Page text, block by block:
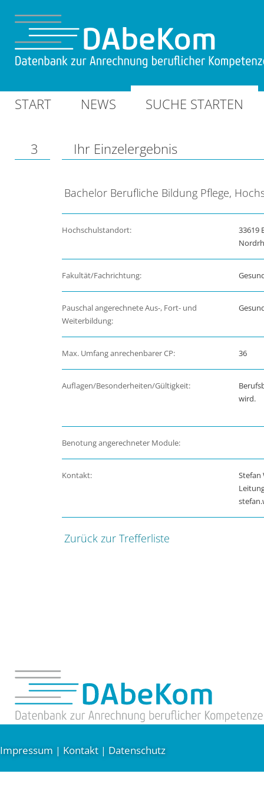
START NEWS SUCHE STARTEN
3 Ihr Einzelergebnis
Bachelor Berufliche Bildung Pflege,
Hochschulstandort:
33619
Fakultät/Fachrichtung:
Pauschal angerechnete Aus-, Fort- und
Weiterbildung:
Max. Umfang anrechenbarer CP: 36
Auflagen/Besonderheiten/Gültigkeit:
wird.
Benotung angerechneter Module:
Kontakt:
Stefan
Zurück zur Trefferliste
Impressum | Kontakt | Datenschutz